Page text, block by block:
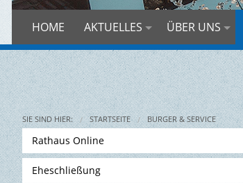
HOME AKTUELLES ÜBER UNS
SIE SIND HIER: STARTSEITE BÜRGER & SERVICE
Rathaus Online
Eheschließung